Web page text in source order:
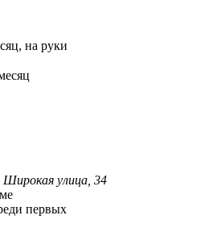
на руки
Широкая улица, 34
первых